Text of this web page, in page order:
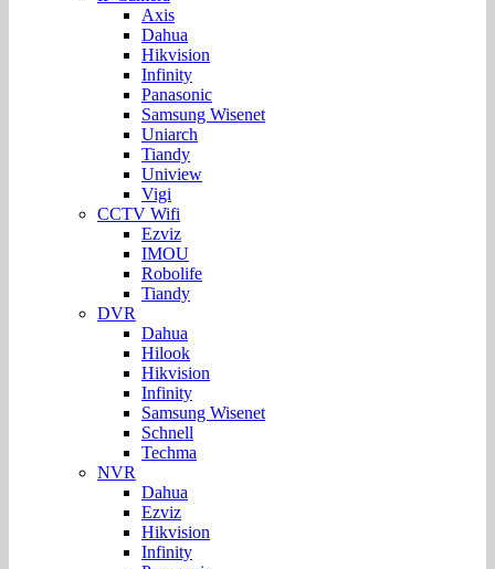
Axis
Dahua
Hikvision
Infinity
Panasonic
Samsung Wisenet
Uniarch
Tiandy
Uniview
Vigi
CCTV Wifi
Ezviz
IMOU
Robolife
Tiandy
DVR
Dahua
Hilook
Hikvision
Infinity
Samsung Wisenet
Schnell
Techma
NVR
Dahua
Ezviz
Hikvision
Infinity